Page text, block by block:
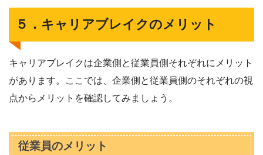
５．キャリアブレイクのメリット
キャリアブレイクは企業側と従業員側それぞれにメリット
があります。ここでは、企業側と従業員側のそれぞれの視
点からメリットを確認してみましょう。
従業員のメリット